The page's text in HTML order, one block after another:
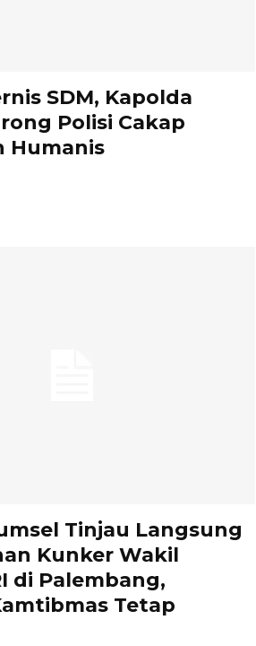
SDM, Kapolda
Polisi Cakap
Humanis
Tinjau Langsung
Kunker Wakil
di Palembang,
Tetap